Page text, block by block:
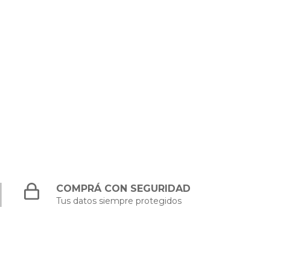
COMPRÁ CON SEGURIDAD
Tus datos siempre protegidos